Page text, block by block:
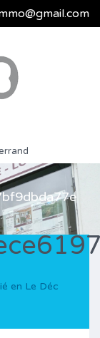
en Le Déc